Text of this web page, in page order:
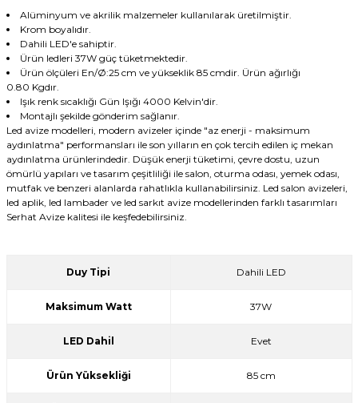
Alüminyum ve akrilik malzemeler kullanılarak üretilmiştir.
Krom boyalıdır.
Dahili LED'e sahiptir.
Ürün ledleri 37W güç tüketmektedir.
Ürün ölçüleri En/Ø:25 cm ve yükseklik 85 cmdir. Ürün ağırlığı
0.80 Kgdır.
Işık renk sıcaklığı Gün Işığı 4000 Kelvin'dir.
Montajlı şekilde gönderim sağlanır.
Led avize modelleri, modern avizeler içinde "az enerji - maksimum
aydınlatma" performansları ile son yılların en çok tercih edilen iç mekan
aydınlatma ürünlerindedir. Düşük enerji tüketimi, çevre dostu, uzun
ömürlü yapıları ve tasarım çeşitliliği ile salon, oturma odası, yemek odası,
mutfak ve benzeri alanlarda rahatlıkla kullanabilirsiniz. Led salon avizeleri,
led aplik, led lambader ve led sarkıt avize modellerinden farklı tasarımları
Serhat Avize kalitesi ile keşfedebilirsiniz.
Duy Tipi Dahili LED
Maksimum Watt 37W
LED Dahil Evet
Ürün Yüksekliği 85 cm